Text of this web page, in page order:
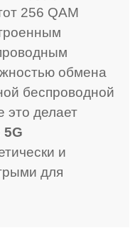
256 QAM
обмена
беспроводной
это делает
5G
и
для